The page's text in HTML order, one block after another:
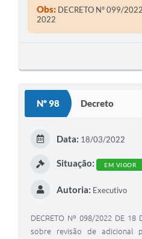
legais de seu cargo.
Obs: DECRETO Nº 099/
2022
Nº 98 Decreto
Data: 18/03/2022
Situação: EM VIGOR
Autoria: Executivo
DECRETO Nº 098/2022 DE 18
sobre revisão de adicional